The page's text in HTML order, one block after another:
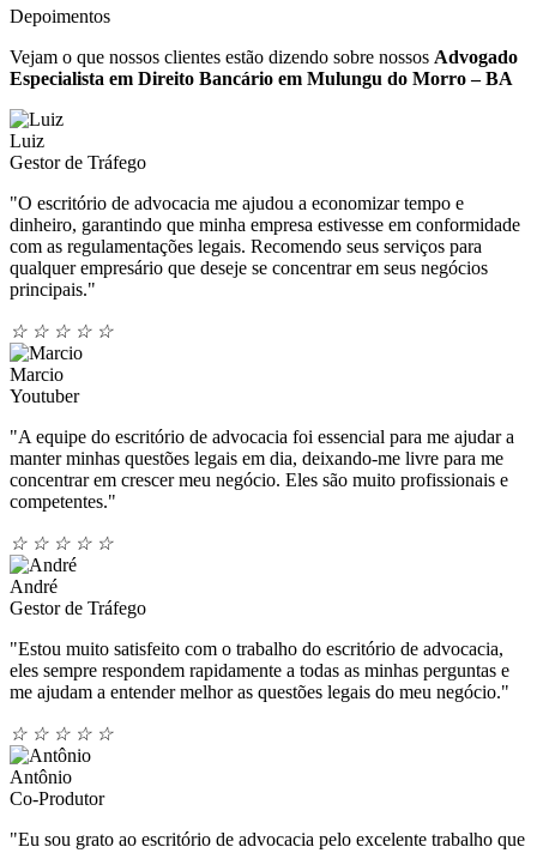
Depoimentos
Vejam o que nossos clientes estão dizendo sobre nossos Advogado
Especialista em Direito Bancário em Mulungu do Morro – BA
Luiz
Gestor de Tráfego
"O escritório de advocacia me ajudou a economizar tempo e
dinheiro, garantindo que minha empresa estivesse em conformidade
com as regulamentações legais. Recomendo seus serviços para
qualquer empresário que deseje se concentrar em seus negócios
principais."
☆ ☆ ☆ ☆ ☆
Marcio
Youtuber
"A equipe do escritório de advocacia foi essencial para me ajudar a
manter minhas questões legais em dia, deixando-me livre para me
concentrar em crescer meu negócio. Eles são muito profissionais e
competentes."
☆ ☆ ☆ ☆ ☆
André
Gestor de Tráfego
"Estou muito satisfeito com o trabalho do escritório de advocacia,
eles sempre respondem rapidamente a todas as minhas perguntas e
me ajudam a entender melhor as questões legais do meu negócio."
☆ ☆ ☆ ☆ ☆
Antônio
Co-Produtor
"Eu sou grato ao escritório de advocacia pelo excelente trabalho que